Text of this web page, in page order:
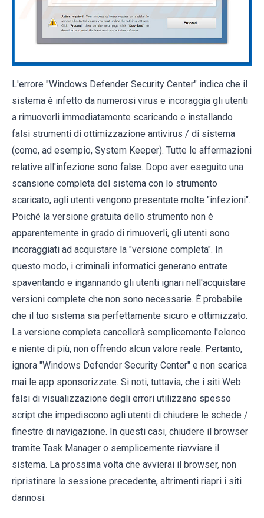
L'errore "Windows Defender Security Center" indica che il
sistema è infetto da numerosi virus e incoraggia gli utenti
a rimuoverli immediatamente scaricando e installando
falsi strumenti di ottimizzazione antivirus / di sistema
(come, ad esempio, System Keeper). Tutte le affermazioni
relative all'infezione sono false. Dopo aver eseguito una
scansione completa del sistema con lo strumento
scaricato, agli utenti vengono presentate molte "infezioni".
Poiché la versione gratuita dello strumento non è
apparentemente in grado di rimuoverli, gli utenti sono
incoraggiati ad acquistare la "versione completa". In
questo modo, i criminali informatici generano entrate
spaventando e ingannando gli utenti ignari nell'acquistare
versioni complete che non sono necessarie. È probabile
che il tuo sistema sia perfettamente sicuro e ottimizzato.
La versione completa cancellerà semplicemente l'elenco
e niente di più, non offrendo alcun valore reale. Pertanto,
ignora "Windows Defender Security Center" e non scarica
mai le app sponsorizzate. Si noti, tuttavia, che i siti Web
falsi di visualizzazione degli errori utilizzano spesso
script che impediscono agli utenti di chiudere le schede /
finestre di navigazione. In questi casi, chiudere il browser
tramite Task Manager o semplicemente riavviare il
sistema. La prossima volta che avvierai il browser, non
ripristinare la sessione precedente, altrimenti riapri i siti
dannosi.